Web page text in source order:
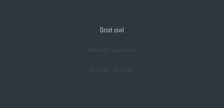
Droit civil
Avocats associés
Barreau de Dijon